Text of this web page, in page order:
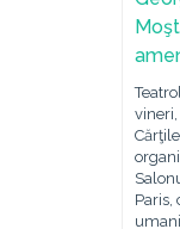
Paris,